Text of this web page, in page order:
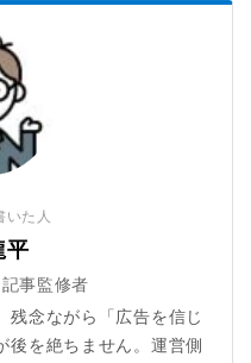
いた人
平
事監修者
残念ながら「広告を信じ
後を絶ちません。運営側